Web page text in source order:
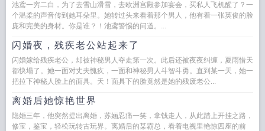
池鸢一穷二白，为了去雪山滑雪，去欧洲宫殿参加宴会，买私人飞机醒了？一
个温柔的声音传到她耳朵里。她转过头来看着那个男人，他有着一张英俊的脸
庞和完美的身材。你是谁？！池鸢警惕的问道。...
闪婚夜，残疾老公站起来了
闪婚嫁给残疾老公，却被神秘男人夺走第一次。此后还被夜夜纠缠，夏雨惜天
都快塌了。她一面对丈夫愧疚，一面和神秘男人斗智斗勇。直到某一天，她一
把拉下神秘人脸上的面具。天！面具下的脸竟然是她的残废老公...
离婚后她惊艳世界
隐婚三年，他突然提出离婚，苏婳忍痛一笑，拿钱走人，从此踏上开挂之路，
修宝，鉴宝，轻松玩转古玩界。离婚后的某霸总，看着电视里艳惊四座的前